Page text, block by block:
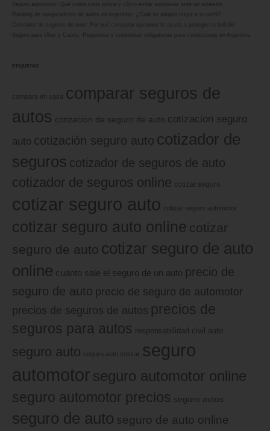
Seguro automotor: Qué cubre cada póliza y cómo evitar sorpresas ante un siniestro
Cotizador de seguros de auto: Por qué comparar opciones te ayuda a proteger tu bolsillo
Seguro para Uber y Cabify: Requisitos y coberturas obligatorias para conductores en Argentina
ETIQUETAS
compara en casa comparar seguros de
autos cotizacion de seguro de auto cotizacion seguro
auto cotización seguro auto cotizador de
seguros cotizador de seguros de auto
cotizador de seguros online cotizar seguro
cotizar seguro auto cotizar seguro automotor
cotizar seguro auto online cotizar
seguro de auto cotizar seguro de auto
online cuanto sale el seguro de un auto precio de
seguro de auto precio de seguro de automotor
precios de seguros de autos precios de
seguros para autos responsabilidad civil auto
seguro auto seguro auto cotizar seguro
automotor seguro automotor online
seguro automotor precios seguro autos
seguro de auto seguro de auto online